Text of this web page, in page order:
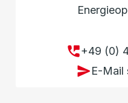
+49 (0)
E-Mail